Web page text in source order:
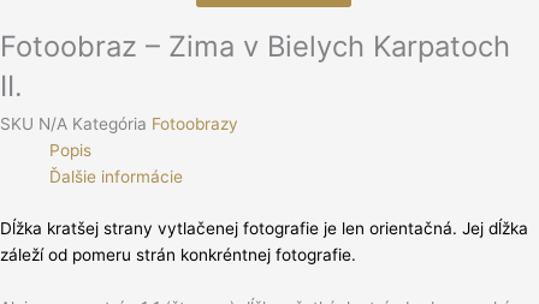
Fotoobraz – Zima v Bielych Karpatoch
II.
SKU N/A Kategória Fotoobrazy
Popis
Ďalšie informácie
Dĺžka kratšej strany vytlačenej fotografie je len orientačná. Jej dĺžka
záleží od pomeru strán konkréntnej fotografie.